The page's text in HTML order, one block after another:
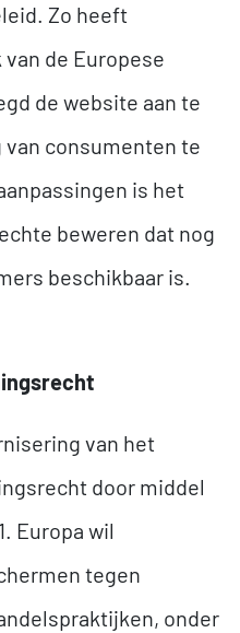
Zo heeft
de Europese
de website aan te
consumenten te
is het
beweren dat nog
beschikbaar is.
van het
door middel
Europa wil
tegen
onder